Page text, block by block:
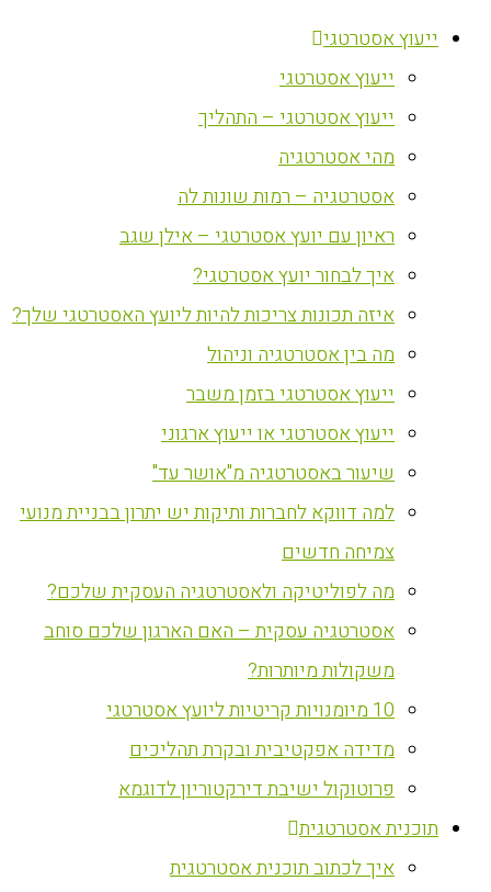
ייעוץ אסטרטגי
ייעוץ אסטרטגי
ייעוץ אסטרטגי – התהליך
מהי אסטרטגיה
אסטרטגיה – רמות שונות לה
ראיון עם יועץ אסטרטגי – אילן שגב
איך לבחור יועץ אסטרטגי?
איזה תכונות צריכות להיות ליועץ האסטרטגי שלך?
מה בין אסטרטגיה וניהול
ייעוץ אסטרטגי בזמן משבר
ייעוץ אסטרטגי או ייעוץ ארגוני
שיעור באסטרטגיה מ"אושר עד"
למה דווקא לחברות ותיקות יש יתרון בבניית מנועי
צמיחה חדשים
מה לפוליטיקה ולאסטרטגיה העסקית שלכם?
אסטרטגיה עסקית – האם הארגון שלכם סוחב
משקולות מיותרות?
10 מיומנויות קריטיות ליועץ אסטרטגי
מדידה אפקטיבית ובקרת תהליכים
פרוטוקול ישיבת דירקטוריון לדוגמא
‏תוכנית אסטרטגית
איך לכתוב תוכנית אסטרטגית